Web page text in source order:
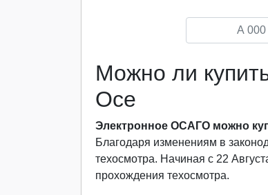
Можно ли
Осе
Электронное ОСАГО можно
Благодаря изменениям в
техосмотра. Начиная с 22
прохождения техосмотра.